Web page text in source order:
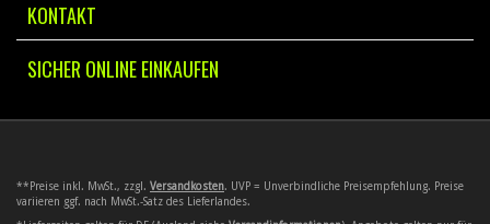
KONTAKT
SICHER ONLINE EINKAUFEN
**Preise inkl. MwSt., zzgl. Versandkosten. UVP = Unverbindliche Preisempfehlung. Preise
variieren ggf. nach MwSt.-Satz des Lieferlandes.